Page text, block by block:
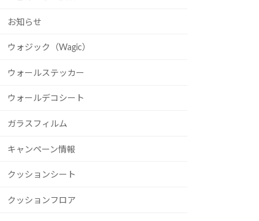
お知らせ
ウォジック（Wagic）
ウォールステッカー
ウォールデコシート
ガラスフィルム
キャンペーン情報
クッションシート
クッションフロア